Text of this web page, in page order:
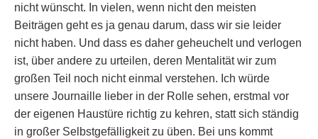
nicht wünscht. In vielen, wenn nicht den meisten
Beiträgen geht es ja genau darum, dass wir sie leider
nicht haben. Und dass es daher geheuchelt und verlogen
ist, über andere zu urteilen, deren Mentalität wir zum
großen Teil noch nicht einmal verstehen. Ich würde
unsere Journaille lieber in der Rolle sehen, erstmal vor
der eigenen Haustüre richtig zu kehren, statt sich ständig
in großer Selbstgefälligkeit zu üben. Bei uns kommt